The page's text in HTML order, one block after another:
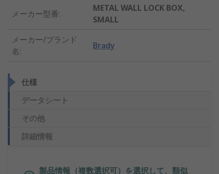
メーカー型番:
METAL WALL LOCK BOX,
SMALL
メーカー/ブランド
名:
Brady
仕様
データシート
その他
詳細情報
製品情報（複数選択可）を選択して、類似